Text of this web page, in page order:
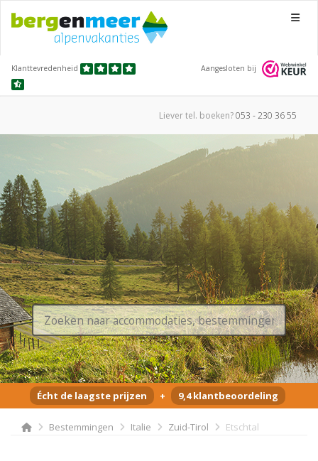
Menu
Klanttevredenheid Aangesloten bij
Liever tel. boeken?053 - 230 36 55
Écht de laagste prijzen + 9,4 klantbeoordeling
Bestemmingen Italie Zuid-Tirol Etschtal